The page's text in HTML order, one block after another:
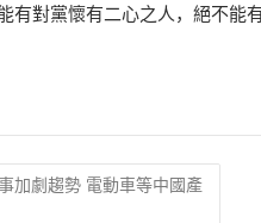
有對黨懷有二心之人，絕不能
加劇趨勢 電動車等中國產